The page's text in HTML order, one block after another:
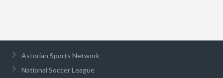
Astorian Sports Network
National Soccer League